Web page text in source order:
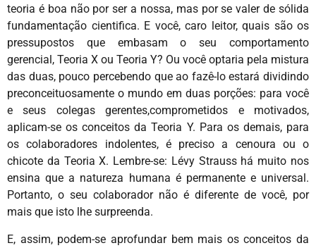
teoria é boa não por ser a nossa, mas por se valer de sólida
fundamentação cientifica. E você, caro leitor, quais são os
pressupostos que embasam o seu comportamento
gerencial, Teoria X ou Teoria Y? Ou você optaria pela mistura
das duas, pouco percebendo que ao fazê-lo estará dividindo
preconceituosamente o mundo em duas porções: para você
e seus colegas gerentes,comprometidos e motivados,
aplicam-se os conceitos da Teoria Y. Para os demais, para
os colaboradores indolentes, é preciso a cenoura ou o
chicote da Teoria X. Lembre-se: Lévy Strauss há muito nos
ensina que a natureza humana é permanente e universal.
Portanto, o seu colaborador não é diferente de você, por
mais que isto lhe surpreenda.
E, assim, podem-se aprofundar bem mais os conceitos da